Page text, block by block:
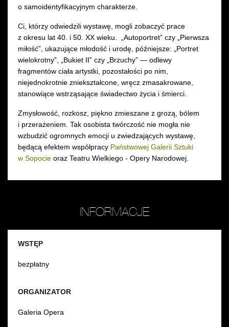
o samoidentyfikacyjnym charakterze.
Ci, którzy odwiedzili wystawę, mogli zobaczyć prace
z okresu lat 40. i 50. XX wieku. „Autoportret” czy „Pierwsza
miłość”, ukazujące młodość i urodę, późniejsze: „Portret
wielokrotny”, „Bukiet II” czy „Brzuchy” — odlewy
fragmentów ciała artystki, pozostałości po nim,
niejednokrotnie zniekształcone, wręcz zmasakrowane,
stanowiące wstrząsające świadectwo życia i śmierci.
Zmysłowość, rozkosz, piękno zmieszane z grozą, bólem
i przerażeniem. Tak osobista twórczość nie mogła nie
wzbudzić ogromnych emocji u zwiedzających wystawę,
będącą efektem współpracy Państwowej Galerii Sztuki
w Sopocie oraz Teatru Wielkiego - Opery Narodowej.
INFORMACJE
ORGANIZATOR
Galeria Opera
WSTĘP
bezpłatny